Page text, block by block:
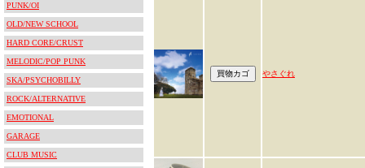
PUNK/OI
OLD/NEW SCHOOL
HARD CORE/CRUST
MELODIC/POP PUNK
SKA/PSYCHOBILLY
ROCK/ALTERNATIVE
EMOTIONAL
GARAGE
CLUB MUSIC
やさぐれ